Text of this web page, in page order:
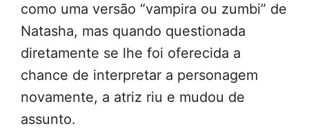
como uma versão “vampira ou zumbi” de
Natasha, mas quando questionada
diretamente se lhe foi oferecida a
chance de interpretar a personagem
novamente, a atriz riu e mudou de
assunto.